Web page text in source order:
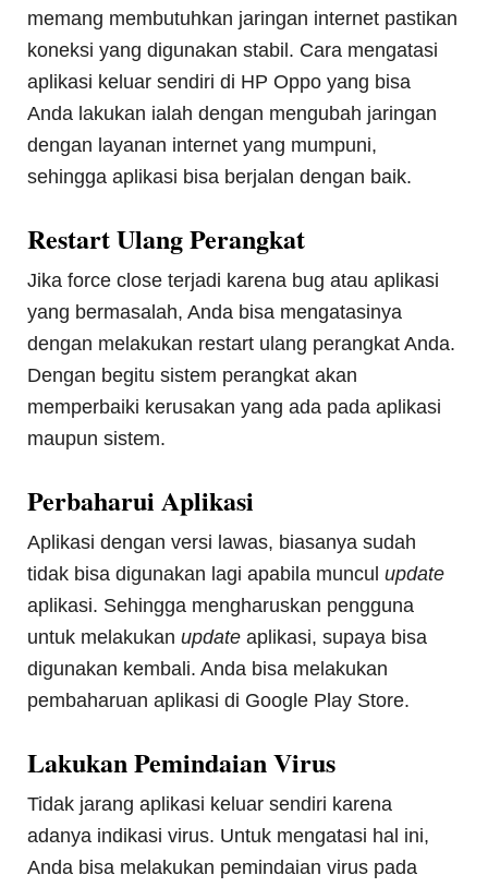
memang membutuhkan jaringan internet pastikan
koneksi yang digunakan stabil. Cara mengatasi
aplikasi keluar sendiri di HP Oppo yang bisa
Anda lakukan ialah dengan mengubah jaringan
dengan layanan internet yang mumpuni,
sehingga aplikasi bisa berjalan dengan baik.
Restart Ulang Perangkat
Jika force close terjadi karena bug atau aplikasi
yang bermasalah, Anda bisa mengatasinya
dengan melakukan restart ulang perangkat Anda.
Dengan begitu sistem perangkat akan
memperbaiki kerusakan yang ada pada aplikasi
maupun sistem.
Perbaharui Aplikasi
Aplikasi dengan versi lawas, biasanya sudah
tidak bisa digunakan lagi apabila munculupdate
aplikasi. Sehingga mengharuskan pengguna
untuk melakukanupdateaplikasi, supaya bisa
digunakan kembali. Anda bisa melakukan
pembaharuan aplikasi di Google Play Store.
Lakukan Pemindaian Virus
Tidak jarang aplikasi keluar sendiri karena
adanya indikasi virus. Untuk mengatasi hal ini,
Anda bisa melakukan pemindaian virus pada